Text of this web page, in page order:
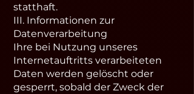
statthaft.
III. Informationen zur
Datenverarbeitung
Ihre bei Nutzung unseres
Internetauftritts verarbeiteten
Daten werden gelöscht oder
gesperrt, sobald der Zweck der